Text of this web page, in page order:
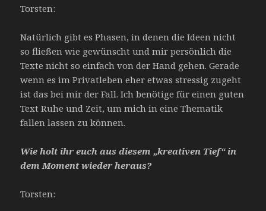
Torsten:
Natürlich gibt es Phasen, in denen die Ideen nicht
so fließen wie gewünscht und mir persönlich die
Texte nicht so einfach von der Hand gehen. Gerade
wenn es im Privatleben eher etwas stressig zugeht
ist das bei mir der Fall. Ich benötige für einen guten
Text Ruhe und Zeit, um mich in eine Thematik
fallen lassen zu können.
Wie holt ihr euch aus diesem „kreativen Tief“ in
dem Moment wieder heraus?
Torsten: